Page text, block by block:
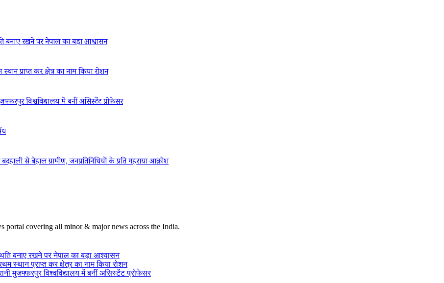
बनाए रखने पर नेपाल का बड़ा आश्वासन
प्राप्त कर क्षेत्र का नाम किया रोशन
विश्वविद्यालय में बनीं असिस्टेंट प्रोफेसर
से बेहाल ग्रामीण, जनप्रतिनिधियों के प्रति गहराया आक्रोश
covering all minor & major news across the India.
बनाए रखने पर नेपाल का बड़ा आश्वासन
स्थान प्राप्त कर क्षेत्र का नाम किया रोशन
मुजफ्फरपुर विश्वविद्यालय में बनीं असिस्टेंट प्रोफेसर